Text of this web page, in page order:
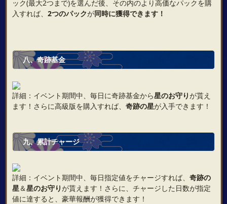
ック(最大2つまで)を選んだ後、その内のより高価なパックを購
入すれば、 2つのパックが同時に獲得できます！
八、奇跡基金
詳細：イベント期間中、毎日に奇跡基金から星のお守りが貰え
ます！さらに高級版を購入すれば、 奇跡の星が入手できます！
九、累計チャージ
詳細：イベント期間中、毎日指定値をチャージすれば、 奇跡の
星＆星のお守りが貰えます！さらに、チャージした日数が指定
値に達すると、豪華報酬が獲得できます！